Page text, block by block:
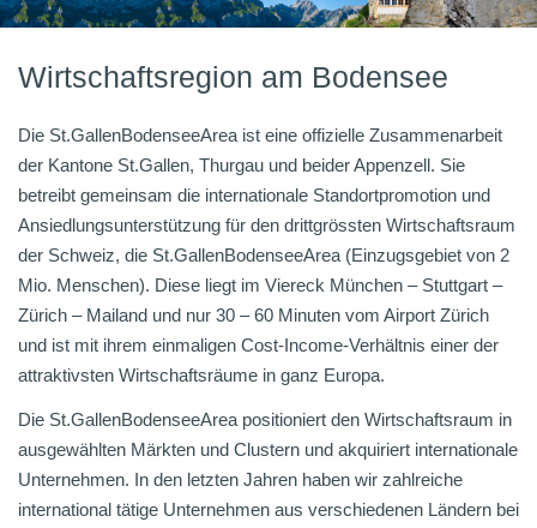
Wirtschaftsregion am Bodensee
Die St.GallenBodenseeArea ist eine offizielle Zusammenarbeit
der Kantone St.Gallen, Thurgau und beider Appenzell. Sie
betreibt gemeinsam die internationale Standortpromotion und
Ansiedlungsunterstützung für den drittgrössten Wirtschaftsraum
der Schweiz, die St.GallenBodenseeArea (Einzugsgebiet von 2
Mio. Menschen). Diese liegt im Viereck München – Stuttgart –
Zürich – Mailand und nur 30 – 60 Minuten vom Airport Zürich
und ist mit ihrem einmaligen Cost-Income-Verhältnis einer der
attraktivsten Wirtschaftsräume in ganz Europa.
Die St.GallenBodenseeArea positioniert den Wirtschaftsraum in
ausgewählten Märkten und Clustern und akquiriert internationale
Unternehmen. In den letzten Jahren haben wir zahlreiche
international tätige Unternehmen aus verschiedenen Ländern bei